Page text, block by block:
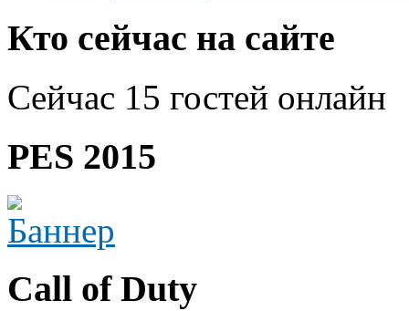
Кто сейчас на сайте
Сейчас 15 гостей онлайн
PES 2015
Call of Duty